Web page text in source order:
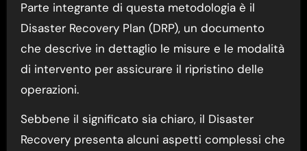
Parte integrante di questa metodologia è il
Disaster Recovery Plan (DRP), un documento
che descrive in dettaglio le misure e le modalità
di intervento per assicurare il ripristino delle
operazioni.
Sebbene il significato sia chiaro, il Disaster
Recovery presenta alcuni aspetti complessi che